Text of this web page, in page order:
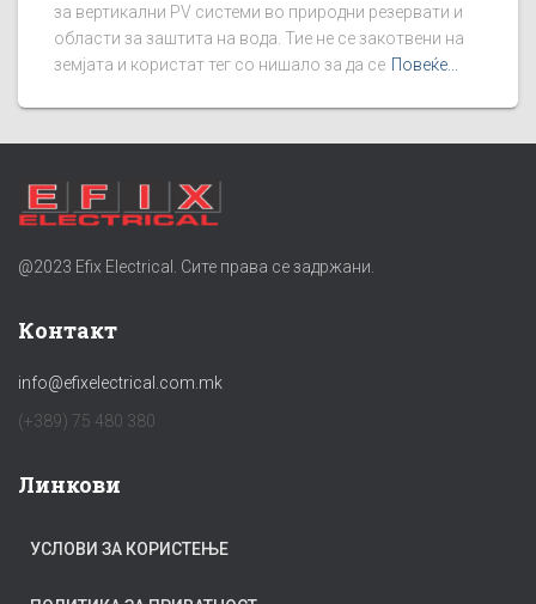
за вертикални PV системи во природни резервати и
области за заштита на вода. Тие не се закотвени на
земјата и користат тег со нишало за да се Повеќе...
@2023 Efix Electrical. Сите права се задржани.
Контакт
info@efixelectrical.com.mk
(+389) 75 480 380
Линкови
УСЛОВИ ЗА КОРИСТЕЊЕ